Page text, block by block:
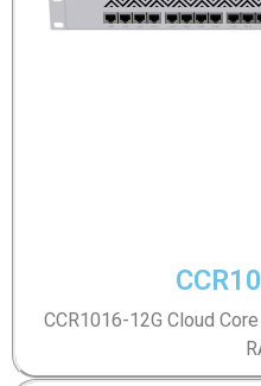
CCR1016-12G Cloud